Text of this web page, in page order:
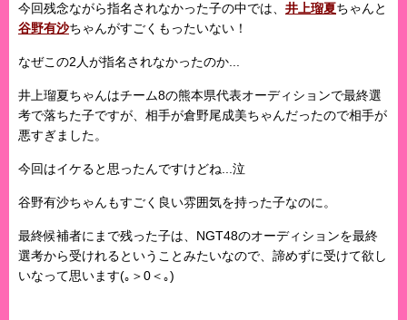
今回残念ながら指名されなかった子の中では、 井上瑠夏ちゃんと
谷野有沙ちゃんがすごくもったいない！
なぜこの2人が指名されなかったのか...
井上瑠夏ちゃんはチーム8の熊本県代表オーディションで最終選
考で落ちた子ですが、相手が倉野尾成美ちゃんだったので相手が
悪すぎました。
今回はイケると思ったんですけどね...泣
谷野有沙ちゃんもすごく良い雰囲気を持った子なのに。
最終候補者にまで残った子は、NGT48のオーディションを最終
選考から受けれるということみたいなので、諦めずに受けて欲し
いなって思います(｡＞0＜｡)